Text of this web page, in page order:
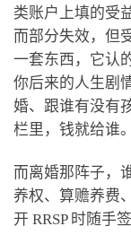
类账户上填的受
而部分失效，但
一套东西，它认
你后来的人生剧
婚、跟谁有没有
栏里，钱就给谁。
而离婚那阵子，
养权、算赡养费
开 RRSP 时随手